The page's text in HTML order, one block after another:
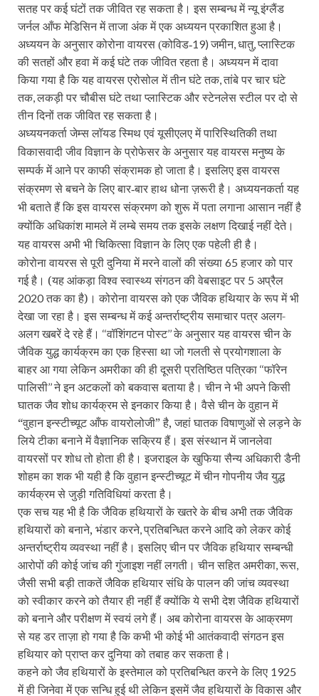
सतह पर कई घंटों तक जीवित रह सकता है। इस सम्बन्ध में न्यू इंग्लैंड
जर्नल आँफ मेडिसिन में ताजा अंक में एक अध्ययन प्रकाशित हुआ है।
अध्ययन के अनुसार कोरोना वायरस (कोविड-19)जमीन,धातु,प्लास्टिक
की सतहों और हवा में कई घंटे तक जीवित रहता है। अध्ययन में दावा
किया गया है कि यह वायरस एरोसोल में तीन घंटे तक,तांबे पर चार घंटे
तक,लकड़ी पर चौबीस घंटे तथा प्लास्टिक और स्टेनलेस स्टील पर दो से
तीन दिनों तक जीवित रह सकता है।
अध्ययनकर्ता जेम्स लॉयड स्मिथ एवंयूसीएलए मेंपारिस्थितिकी तथा
विकासवादी जीव विज्ञान केप्रोफेसर के अनुसार यह वायरस मनुष्य के
सम्पर्क में आने पर काफी संक्रामक हो जाता है। इसलिए इस वायरस
संक्रमण से बचने के लिए बार-बार हाथ धोना ज़रूरी है। अध्ययनकर्ता यह
भी बताते हैं कि इस वायरस संक्रमण को शुरू में पता लगाना आसान नहीं है
क्योंकि अधिकांश मामले में लम्बे समय तक इसके लक्षण दिखाई नहीं देते।
यह वायरस अभी भी चिकित्सा विज्ञान के लिए एक पहेली ही है।
कोरोना वायरस से पूरी दुनिया में मरने वालों की संख्या 65 हजार को पार
गई है। (यह आंकड़ा विश्व स्वास्थ्य संगठन की वेबसाइट पर 5 अप्रैल
2020तक का है)। कोरोना वायरस को एक जैविक हथियार के रूप में भी
देखा जा रहा है। इस सम्बन्ध में कई अन्तर्राष्ट्रीय समाचार पत्र अलग-
अलग खबरें दे रहे हैं। ‘‘वॉशिंगटन पोस्ट’’के अनुसार यह वायरस चीन के
जैविक युद्ध कार्यक्रम का एक हिस्सा था जो गलती से प्रयोगशाला के
बाहर आ गया लेकिन अमरीका की ही दूसरी प्रतिष्ठित पत्रिका ‘‘फॉरेन
पालिसी’’ने इन अटकलों को बकवास बताया है। चीन ने भी अपने किसी
घातक जैव शोध कार्यक्रम से इनकार किया है। वैसे चीन के वुहान में
“वुहान इन्स्टीच्यूट आँफ वायरोलोजी” है, जहां घातक विषाणुओं से लड़ने के
लिये टीका बनाने में वैज्ञानिक सक्रिय हैं। इस संस्थान में जानलेवा
वायरसों पर शोध तो होता ही है। इजराइल के खुफिया सैन्य अधिकारी डैनी
शोहम का शक भी यही है कि वुहान इन्स्टीच्यूट में चीन गोपनीय जैव युद्ध
कार्यक्रम से जुड़ी गतिविधियां करता है।
एक सच यह भी है कि जैविक हथियारों के खतरे के बीच अभी तक जैविक
हथियारों को बनाने, भंडार करने,प्रतिबन्धित करने आदि को लेकर कोई
अन्तर्राष्ट्रीय व्यवस्था नहीं है। इसलिए चीन पर जैविक हथियार सम्बन्धी
आरोपों की कोई जांच की गुंजाइश नहीं लगती। चीन सहित अमरीका,रूस,
जैसी सभी बड़ी ताकतें जैविक हथियार संधि के पालन की जांच व्यवस्था
को स्वीकार करने को तैयार ही नहीं हैं क्योंकि ये सभी देश जैविक हथियारों
को बनाने और परीक्षण में स्वयं लगे हैं। अब कोरोना वायरस के आक्रमण
से यह डर ताज़ा हो गया है कि कभी भी कोई भी आतंकवादी संगठन इस
हथियार को प्राप्त कर दुनिया को तबाह कर सकता है।
कहने को जैव हथियारों के इस्तेमाल को प्रतिबन्धित करने के लिए 1925
में ही जिनेवा में एक सन्धि हुई थी लेकिन इसमें जैव हथियारों के विकास और